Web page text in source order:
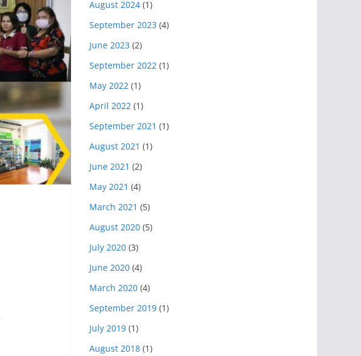
August 2024 (1)
September 2023 (4)
June 2023 (2)
September 2022 (1)
May 2022 (1)
April 2022 (1)
September 2021 (1)
August 2021 (1)
June 2021 (2)
May 2021 (4)
March 2021 (5)
August 2020 (5)
July 2020 (3)
June 2020 (4)
March 2020 (4)
September 2019 (1)
July 2019 (1)
August 2018 (1)